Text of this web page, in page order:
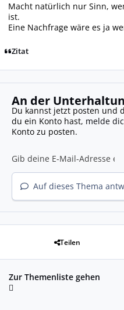
Macht natürlich nur Sinn,
ist.
Eine Nachfrage wäre es ja
Zitat
An der
Du kannst jetzt posten und
du ein Konto hast, melde
Konto zu posten.
Auf dieses Thema
Teilen
Zur Themenliste gehen